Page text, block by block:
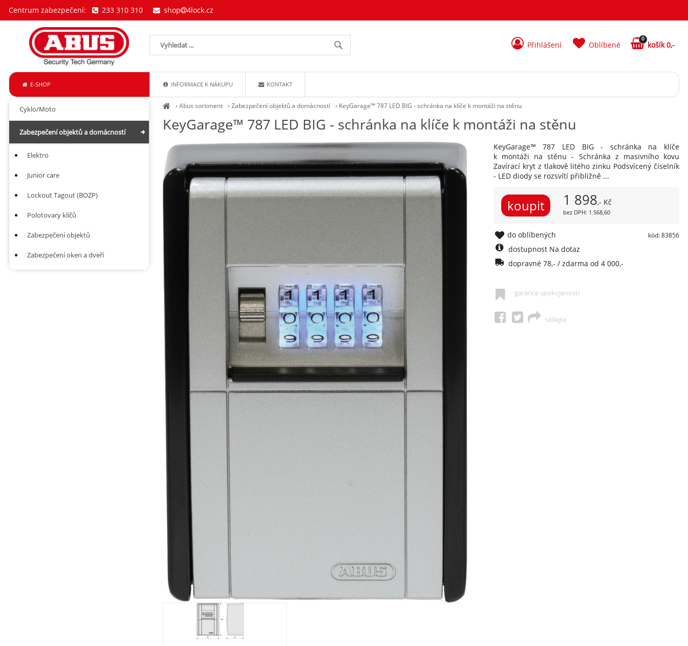
›Abus sortiment ›Zabezpečení objektů a domácností › KeyGarage™ 787 LED BIG - schránka na klíče k montáži na stěnu
KeyGarage™ 787 LED BIG - schránka na klíče k montáži na stěnu
KeyGarage™ 787 LED BIG - schránka na klíče
k montáži na stěnu - Schránka z masivního kovu
Zavírací kryt z tlakově litého zinku Podsvícený číselník
- LED diody se rozsvítí přibližně ...
1 898,- Kč
bez DPH: 1 568,60
kód: 83856
do oblíbených
dostupnost Na dotaz
dopravné 78,- / zdarma od 4 000,-
garance spokojenosti
sdílejte
Cyklo/Moto
Zabezpečení objektů a domácností
Elektro
Junior care
Lockout Tagout (BOZP)
Polotovary klíčů
Zabezpečení objektů
Zabezpečení oken a dveří
E-SHOP INFORMACE K NÁKUPU KONTAKT
Přihlášení Oblíbené
0
košík 0,-
Centrum zabezpečení: 233 310 310 shop 4lock.cz